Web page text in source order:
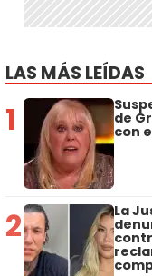
LAS MÁS LEÍDAS
1 de
con
2 La